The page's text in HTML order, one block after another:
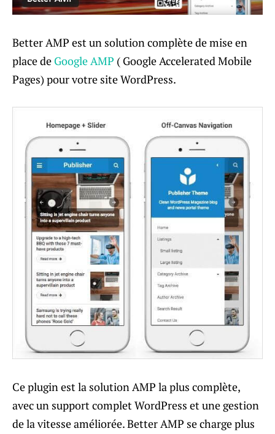
Better AMP est un solution complète de mise en
place de Google AMP ( Google Accelerated Mobile
Pages) pour votre site WordPress.
Ce plugin est la solution AMP la plus complète,
avec un support complet WordPress et une gestion
de la vitesse améliorée. Better AMP se charge plus